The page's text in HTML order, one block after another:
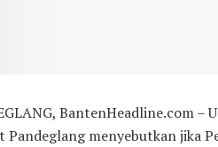
BantenHeadline.com –
Pandeglang menyebutkan jika